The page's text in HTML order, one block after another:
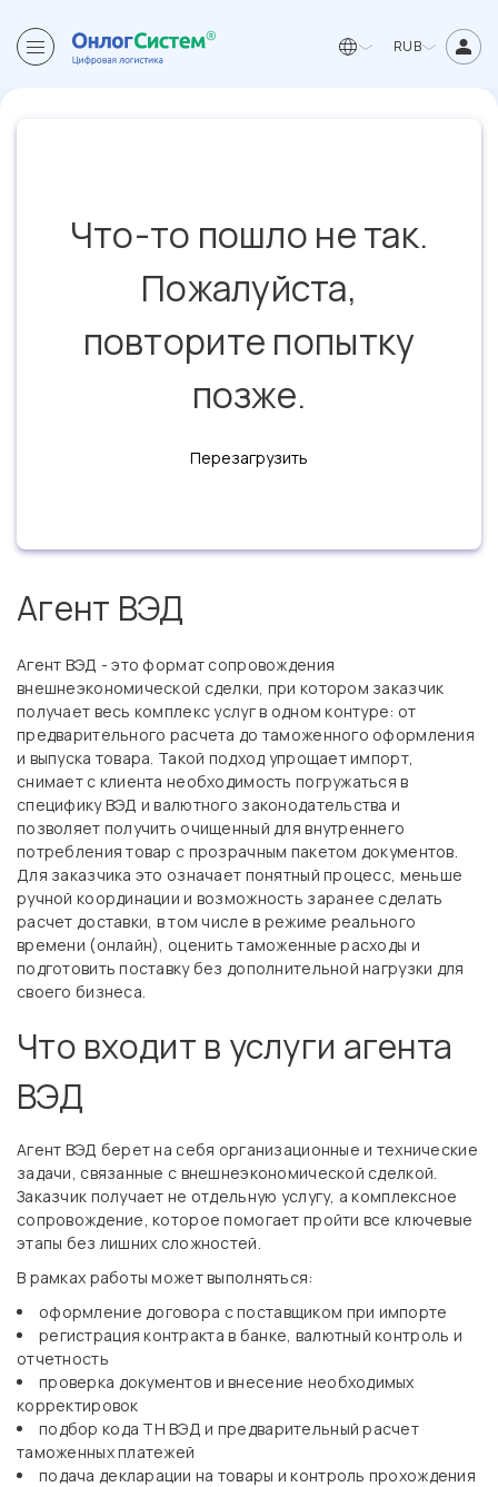
RUB
Что-то пошло не так.
Пожалуйста,
повторите попытку
позже.
Перезагрузить
Агент ВЭД
Агент ВЭД - это формат сопровождения
внешнеэкономической сделки, при котором заказчик
получает весь комплекс услуг в одном контуре: от
предварительного расчета до таможенного оформления
и выпуска товара. Такой подход упрощает импорт,
снимает с клиента необходимость погружаться в
специфику ВЭД и валютного законодательства и
позволяет получить очищенный для внутреннего
потребления товар с прозрачным пакетом документов.
Для заказчика это означает понятный процесс, меньше
ручной координации и возможность заранее сделать
расчет доставки, в том числе в режиме реального
времени (онлайн), оценить таможенные расходы и
подготовить поставку без дополнительной нагрузки для
своего бизнеса.
Что входит в услуги агента
ВЭД
Агент ВЭД берет на себя организационные и технические
задачи, связанные с внешнеэкономической сделкой.
Заказчик получает не отдельную услугу, а комплексное
сопровождение, которое помогает пройти все ключевые
этапы без лишних сложностей.
В рамках работы может выполняться:
оформление договора с поставщиком при импорте
регистрация контракта в банке, валютный контроль и
отчетность
проверка документов и внесение необходимых
корректировок
подбор кода ТН ВЭД и предварительный расчет
таможенных платежей
подача декларации на товары и контроль прохождения